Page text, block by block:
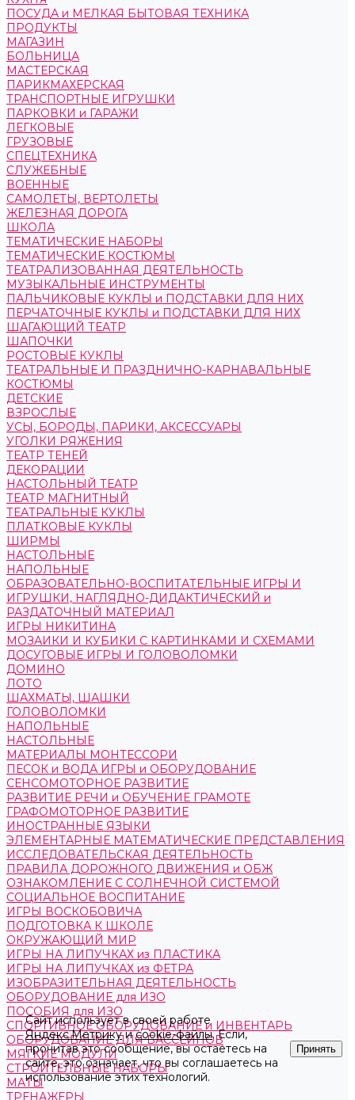
ПОСУДА и МЕЛКАЯ БЫТОВАЯ ТЕХНИКА
ПРОДУКТЫ
МАГАЗИН
БОЛЬНИЦА
МАСТЕРСКАЯ
ПАРИКМАХЕРСКАЯ
ТРАНСПОРТНЫЕ ИГРУШКИ
ПАРКОВКИ и ГАРАЖИ
ЛЕГКОВЫЕ
ГРУЗОВЫЕ
СПЕЦТЕХНИКА
СЛУЖЕБНЫЕ
ВОЕННЫЕ
САМОЛЕТЫ, ВЕРТОЛЕТЫ
ЖЕЛЕЗНАЯ ДОРОГА
ШКОЛА
ТЕМАТИЧЕСКИЕ НАБОРЫ
ТЕМАТИЧЕСКИЕ КОСТЮМЫ
ТЕАТРАЛИЗОВАННАЯ ДЕЯТЕЛЬНОСТЬ
МУЗЫКАЛЬНЫЕ ИНСТРУМЕНТЫ
ПАЛЬЧИКОВЫЕ КУКЛЫ и ПОДСТАВКИ ДЛЯ НИХ
ПЕРЧАТОЧНЫЕ КУКЛЫ и ПОДСТАВКИ ДЛЯ НИХ
ШАГАЮЩИЙ ТЕАТР
ШАПОЧКИ
РОСТОВЫЕ КУКЛЫ
ТЕАТРАЛЬНЫЕ И ПРАЗДНИЧНО-КАРНАВАЛЬНЫЕ
КОСТЮМЫ
ДЕТСКИЕ
ВЗРОСЛЫЕ
УСЫ, БОРОДЫ, ПАРИКИ, АКСЕССУАРЫ
УГОЛКИ РЯЖЕНИЯ
ТЕАТР ТЕНЕЙ
ДЕКОРАЦИИ
НАСТОЛЬНЫЙ ТЕАТР
ТЕАТР МАГНИТНЫЙ
ТЕАТРАЛЬНЫЕ КУКЛЫ
ПЛАТКОВЫЕ КУКЛЫ
ШИРМЫ
НАСТОЛЬНЫЕ
НАПОЛЬНЫЕ
ОБРАЗОВАТЕЛЬНО-ВОСПИТАТЕЛЬНЫЕ ИГРЫ И
ИГРУШКИ, НАГЛЯДНО-ДИДАКТИЧЕСКИЙ и
РАЗДАТОЧНЫЙ МАТЕРИАЛ
ИГРЫ НИКИТИНА
МОЗАИКИ И КУБИКИ С КАРТИНКАМИ И СХЕМАМИ
ДОСУГОВЫЕ ИГРЫ И ГОЛОВОЛОМКИ
ДОМИНО
ЛОТО
ШАХМАТЫ, ШАШКИ
ГОЛОВОЛОМКИ
НАПОЛЬНЫЕ
НАСТОЛЬНЫЕ
МАТЕРИАЛЫ МОНТЕССОРИ
ПЕСОК и ВОДА ИГРЫ и ОБОРУДОВАНИЕ
СЕНСОМОТОРНОЕ РАЗВИТИЕ
РАЗВИТИЕ РЕЧИ и ОБУЧЕНИЕ ГРАМОТЕ
ГРАФОМОТОРНОЕ РАЗВИТИЕ
ИНОСТРАННЫЕ ЯЗЫКИ
ЭЛЕМЕНТАРНЫЕ МАТЕМАТИЧЕСКИЕ ПРЕДСТАВЛЕНИЯ
ИССЛЕДОВАТЕЛЬСКАЯ ДЕЯТЕЛЬНОСТЬ
ПРАВИЛА ДОРОЖНОГО ДВИЖЕНИЯ и ОБЖ
ОЗНАКОМЛЕНИЕ С СОЛНЕЧНОЙ СИСТЕМОЙ
СОЦИАЛЬНОЕ ВОСПИТАНИЕ
ИГРЫ ВОСКОБОВИЧА
ПОДГОТОВКА К ШКОЛЕ
ОКРУЖАЮЩИЙ МИР
ИГРЫ НА ЛИПУЧКАХ из ПЛАСТИКА
ИГРЫ НА ЛИПУЧКАХ из ФЕТРА
ИЗОБРАЗИТЕЛЬНАЯ ДЕЯТЕЛЬНОСТЬ
ОБОРУДОВАНИЕ для ИЗО
ПОСОБИЯ для ИЗО
СПОРТИВНОЕ ОБОРУДОВАНИЕ и ИНВЕНТАРЬ
ОБОРУДОВАНИЕ ДЛЯ БАССЕЙНОВ
МЯГКИЕ МОДУЛИ
СТРОИТЕЛЬНЫЕ НАБОРЫ
МАТЫ
ТРЕНАЖЕРЫ
Сайт использует в своей работе
Яндекс.Метрикуиcookie-файлы. Если,
прочитав это сообщение, вы остаетесь на
сайте, это означает, что вы соглашаетесь на
использование этих технологий.
Принять